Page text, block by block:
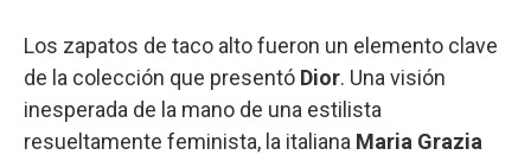
Los zapatos de taco alto fueron un elemento clave
de la colección que presentó Dior. Una visión
inesperada de la mano de una estilista
resueltamente feminista, la italiana Maria Grazia